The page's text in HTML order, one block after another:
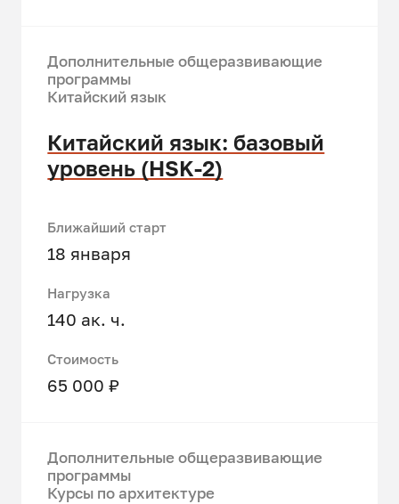
Дополнительные общеразвивающие
программы
Китайский язык
Китайский язык: базовый
уровень (HSK-2)
Ближайший старт
18 января
Нагрузка
140 ак. ч.
Стоимость
65 000 ₽
Дополнительные общеразвивающие
программы
Курсы по архитектуре